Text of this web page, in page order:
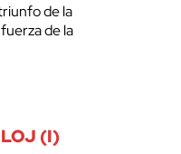
de la
de la
(I)